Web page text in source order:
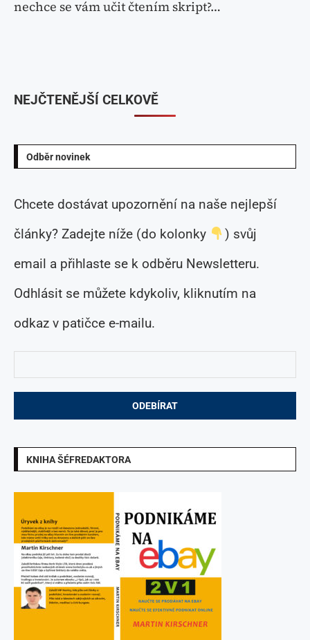
nechce se vám učit čtením skript?…
Odběr novinek
Chcete dostávat upozornění na naše nejlepší
články? Zadejte níže (do kolonky
) svůj
email a přihlaste se k odběru Newsletteru.
Odhlásit se můžete kdykoliv, kliknutím na
odkaz v patičce e-mailu.
KNIHA ŠÉFREDAKTORA
NEJČTENĚJŠÍ CELKOVĚ